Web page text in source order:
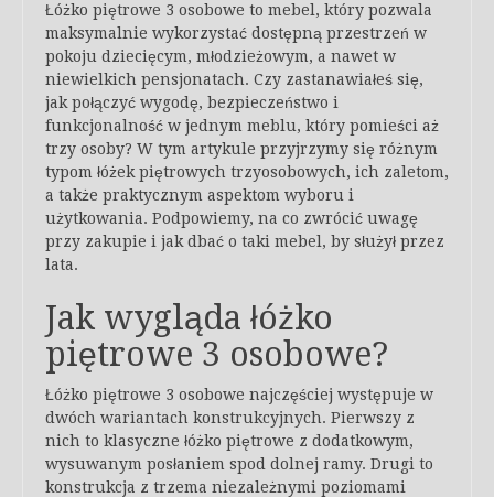
Łóżko piętrowe 3 osobowe to mebel, który pozwala
maksymalnie wykorzystać dostępną przestrzeń w
pokoju dziecięcym, młodzieżowym, a nawet w
niewielkich pensjonatach. Czy zastanawiałeś się,
jak połączyć wygodę, bezpieczeństwo i
funkcjonalność w jednym meblu, który pomieści aż
trzy osoby? W tym artykule przyjrzymy się różnym
typom łóżek piętrowych trzyosobowych, ich zaletom,
a także praktycznym aspektom wyboru i
użytkowania. Podpowiemy, na co zwrócić uwagę
przy zakupie i jak dbać o taki mebel, by służył przez
lata.
Jak wygląda łóżko
piętrowe 3 osobowe?
Łóżko piętrowe 3 osobowe najczęściej występuje w
dwóch wariantach konstrukcyjnych. Pierwszy z
nich to klasyczne łóżko piętrowe z dodatkowym,
wysuwanym posłaniem spod dolnej ramy. Drugi to
konstrukcja z trzema niezależnymi poziomami